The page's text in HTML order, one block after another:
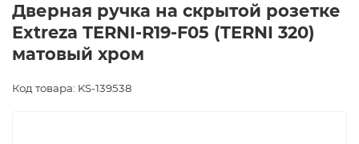
Дверная ручка на скрытой розетке
Extreza TERNI-R19-F05 (TERNI 320)
матовый хром
Код товара: KS-139538